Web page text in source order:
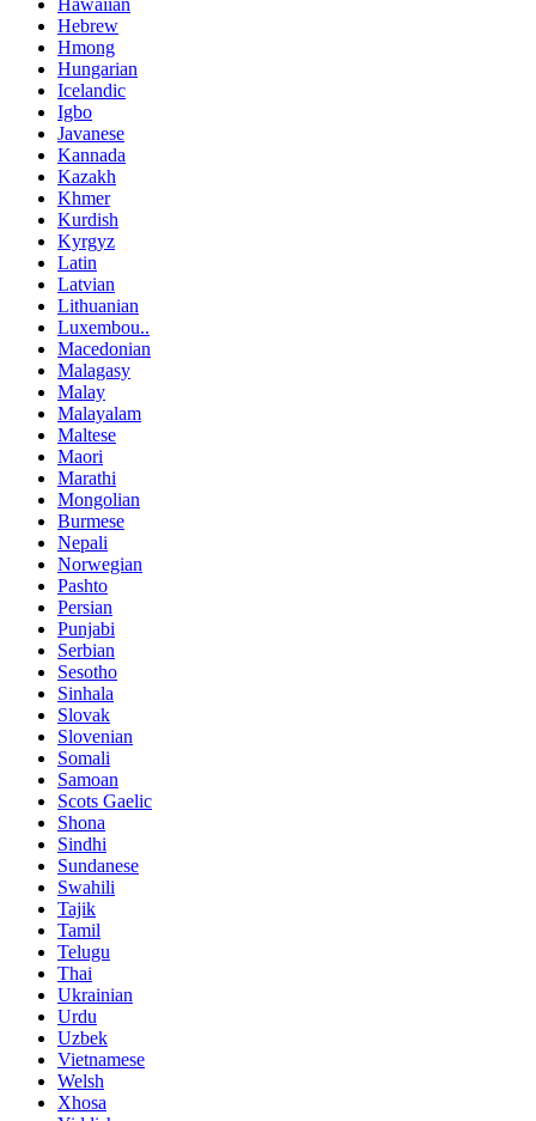
Hebrew
Hmong
Hungarian
Icelandic
Igbo
Javanese
Kannada
Kazakh
Khmer
Kurdish
Kyrgyz
Latin
Latvian
Lithuanian
Luxembou..
Macedonian
Malagasy
Malay
Malayalam
Maltese
Maori
Marathi
Mongolian
Burmese
Nepali
Norwegian
Pashto
Persian
Punjabi
Serbian
Sesotho
Sinhala
Slovak
Slovenian
Somali
Samoan
Scots Gaelic
Shona
Sindhi
Sundanese
Swahili
Tajik
Tamil
Telugu
Thai
Ukrainian
Urdu
Uzbek
Vietnamese
Welsh
Xhosa